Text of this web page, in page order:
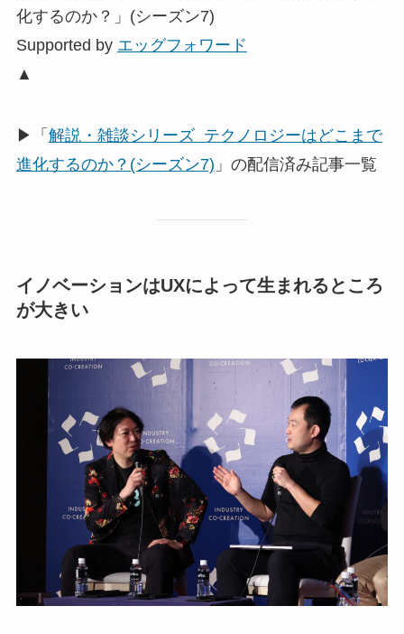
化するのか？」(シーズン7)
Supported by エッグフォワード
▲
▶「 解説・雑談シリーズ テクノロジーはどこまで
進化するのか？(シーズン7) 」の配信済み記事一覧
イノベーションはUXによって生まれるところ
が大きい